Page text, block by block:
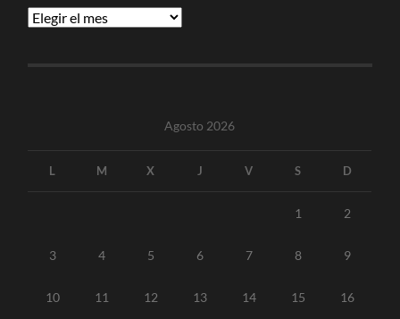
Archivos
Agosto 2026
L M X J V S D
1 2
3 4 5 6 7 8 9
10 11 12 13 14 15 16